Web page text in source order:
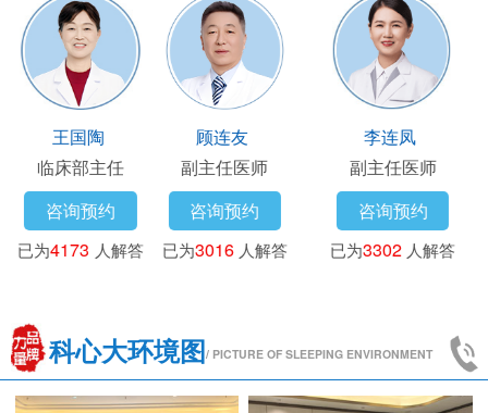
王凯
主任医师
咨询预约
已为3718人解答
王国陶
临床部主任
咨询预约
已为4173 人解答
顾连友
副主任医师
咨询预约
已为3016人解答
科心大环境图/ PICTURE OF SLEEPING ENVIRONMENT